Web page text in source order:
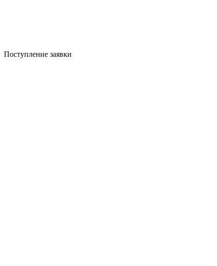
Поступление заявки